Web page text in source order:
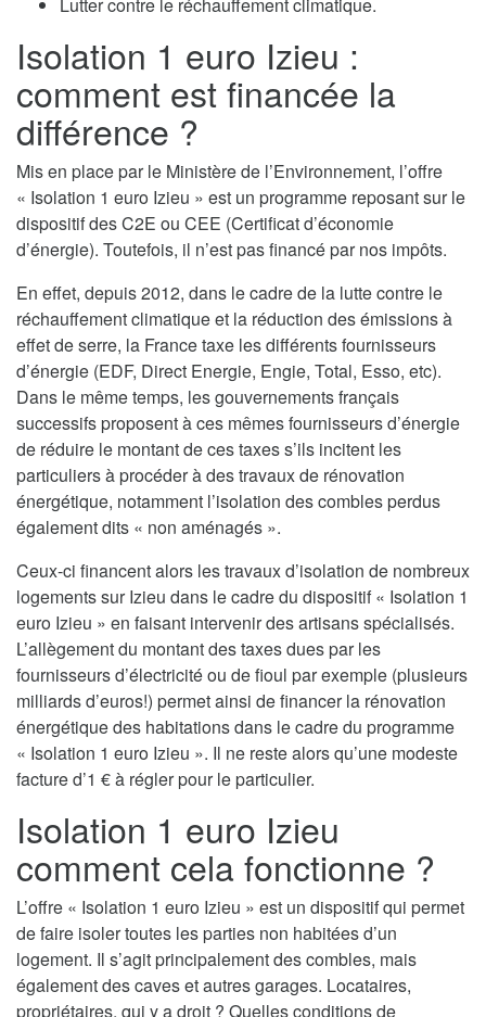
Isolation 1 euro Izieu :
comment est financée la
différence ?
Mis en place par le Ministère de l’Environnement, l’offre
« Isolation 1 euro Izieu » est un programme reposant sur le
dispositif des C2E ou CEE (Certificat d’économie
d’énergie). Toutefois, il n’est pas financé par nos impôts.
En effet, depuis 2012, dans le cadre de la lutte contre le
réchauffement climatique et la réduction des émissions à
effet de serre, la France taxe les différents fournisseurs
d’énergie (EDF, Direct Energie, Engie, Total, Esso, etc).
Dans le même temps, les gouvernements français
successifs proposent à ces mêmes fournisseurs d’énergie
de réduire le montant de ces taxes s’ils incitent les
particuliers à procéder à des travaux de rénovation
énergétique, notamment l’isolation des combles perdus
également dits « non aménagés ».
Ceux-ci financent alors les travaux d’isolation de nombreux
logements sur Izieu dans le cadre du dispositif « Isolation 1
euro Izieu » en faisant intervenir des artisans spécialisés.
L’allègement du montant des taxes dues par les
fournisseurs d’électricité ou de fioul par exemple (plusieurs
milliards d’euros!) permet ainsi de financer la rénovation
énergétique des habitations dans le cadre du programme
« Isolation 1 euro Izieu ». Il ne reste alors qu’une modeste
facture d’1 € à régler pour le particulier.
Isolation 1 euro Izieu
comment cela fonctionne ?
L’offre « Isolation 1 euro Izieu » est un dispositif qui permet
de faire isoler toutes les parties non habitées d’un
logement. Il s’agit principalement des combles, mais
également des caves et autres garages. Locataires,
propriétaires, qui y a droit ? Quelles conditions de